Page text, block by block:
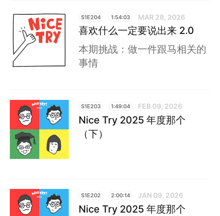
S1E204 1:54:03 MAR 28, 2026
喜欢什么一定要说出来 2.0
本期挑战：做一件跟马相关的
事情
S1E203 1:49:04 FEB 09, 2026
Nice Try 2025 年度那个
（下）
S1E202 2:00:14 JAN 09, 2026
Nice Try 2025 年度那个